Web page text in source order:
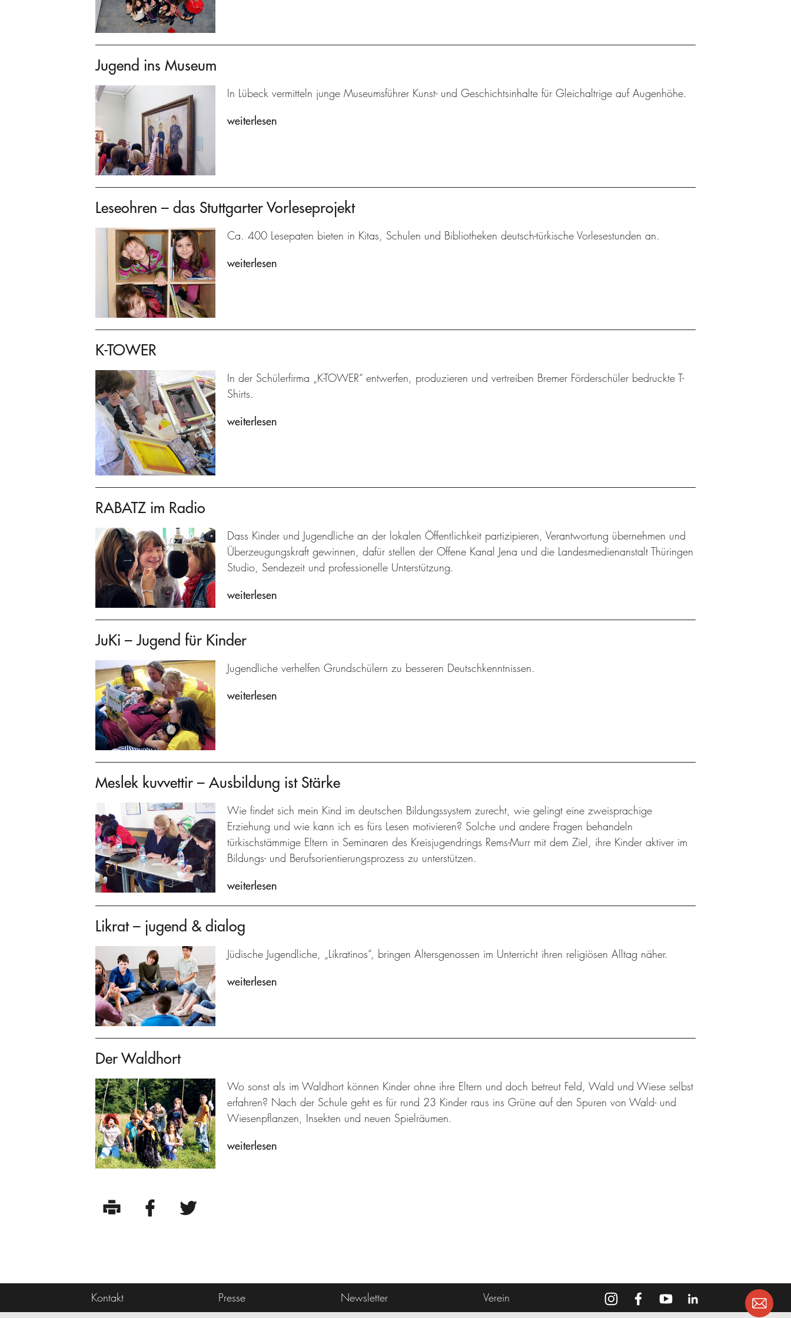
Jugend ins Museum
In Lübeck vermitteln junge Museumsführer Kunst- und Geschichtsinhalte für Gleichaltrige auf Augenhöhe.
weiterlesen
Leseohren – das Stuttgarter Vorleseprojekt
Ca. 400 Lesepaten bieten in Kitas, Schulen und Bibliotheken deutsch-türkische Vorlesestunden an.
weiterlesen
K-TOWER
In der Schülerfirma „K-TOWER“ entwerfen, produzieren und vertreiben Bremer Förderschüler bedruckte T-
Shirts.
weiterlesen
RABATZ im Radio
Dass Kinder und Jugendliche an der lokalen Öffentlichkeit partizipieren, Verantwortung übernehmen und
Überzeugungskraft gewinnen, dafür stellen der Offene Kanal Jena und die Landesmedienanstalt Thüringen
Studio, Sendezeit und professionelle Unterstützung.
weiterlesen
JuKi – Jugend für Kinder
Jugendliche verhelfen Grundschülern zu besseren Deutschkenntnissen.
weiterlesen
Meslek kuvvettir – Ausbildung ist Stärke
Wie findet sich mein Kind im deutschen Bildungssystem zurecht, wie gelingt eine zweisprachige
Erziehung und wie kann ich es fürs Lesen motivieren? Solche und andere Fragen behandeln
türkischstämmige Eltern in Seminaren des Kreisjugendrings Rems-Murr mit dem Ziel, ihre Kinder aktiver im
Bildungs- und Berufsorientierungsprozess zu unterstützen.
weiterlesen
Likrat – jugend & dialog
Jüdische Jugendliche, „Likratinos“, bringen Altersgenossen im Unterricht ihren religiösen Alltag näher.
weiterlesen
Der Waldhort
Wo sonst als im Waldhort können Kinder ohne ihre Eltern und doch betreut Feld, Wald und Wiese selbst
erfahren? Nach der Schule geht es für rund 23 Kinder raus ins Grüne auf den Spuren von Wald- und
Wiesenpflanzen, Insekten und neuen Spielräumen.
weiterlesen
Kontakt Presse Newsletter Verein